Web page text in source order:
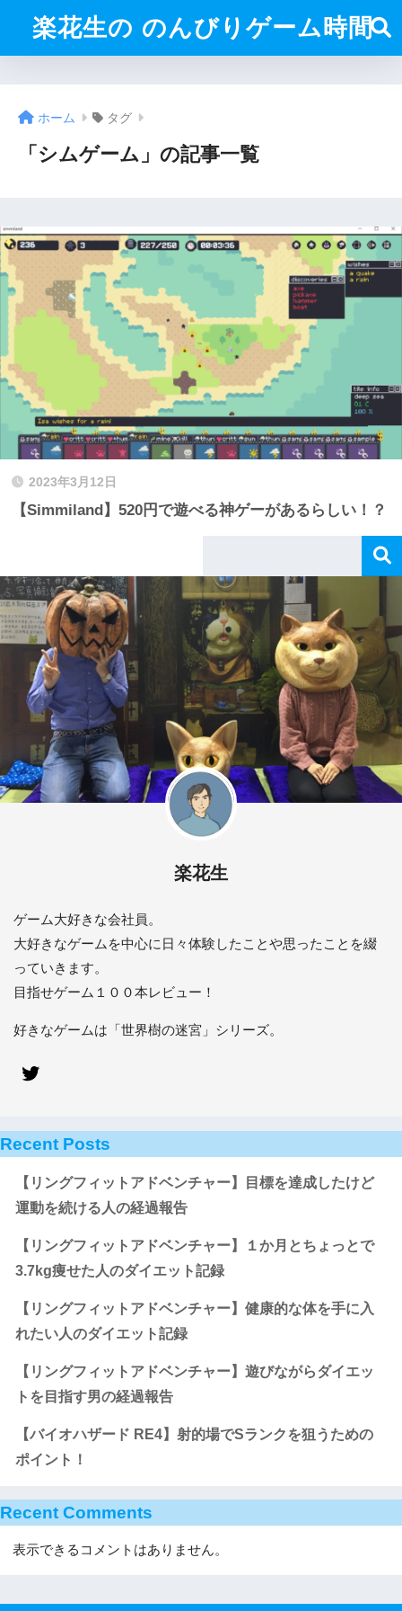
楽花生の のんびりゲーム時間
ホーム タグ
「シムゲーム」の記事一覧
2023年3月12日
【Simmiland】520円で遊べる神ゲーがあるらしい！？
楽花生
ゲーム大好きな会社員。
大好きなゲームを中心に日々体験したことや思ったことを綴
っていきます。
目指せゲーム１００本レビュー！
好きなゲームは「世界樹の迷宮」シリーズ。
Recent Posts
【リングフィットアドベンチャー】目標を達成したけど
運動を続ける人の経過報告
【リングフィットアドベンチャー】１か月とちょっとで
3.7kg痩せた人のダイエット記録
【リングフィットアドベンチャー】健康的な体を手に入
れたい人のダイエット記録
【リングフィットアドベンチャー】遊びながらダイエッ
トを目指す男の経過報告
【バイオハザード RE4】射的場でSランクを狙うための
ポイント！
Recent Comments
表示できるコメントはありません。